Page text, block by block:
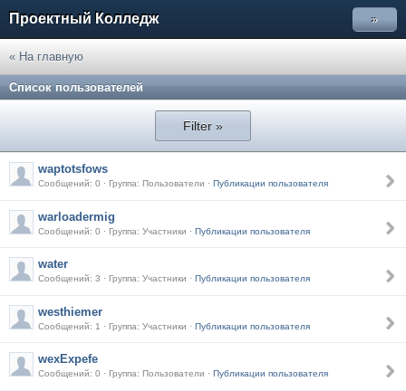
Проектный Колледж »
« На главную
Список пользователей
Filter »
waptotsfows
Сообщений: 0 · Группа: Пользователи · Публикации пользователя
warloadermig
Сообщений: 0 · Группа: Участники · Публикации пользователя
water
Сообщений: 3 · Группа: Участники · Публикации пользователя
westhiemer
Сообщений: 1 · Группа: Участники · Публикации пользователя
wexExpefe
Сообщений: 0 · Группа: Пользователи · Публикации пользователя